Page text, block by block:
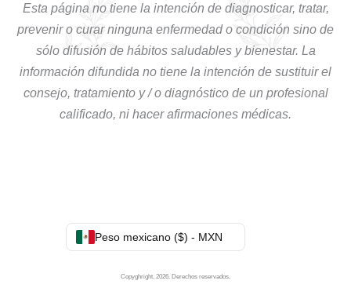
Esta página no tiene la intención de diagnosticar, tratar,
prevenir o curar ninguna enfermedad o condición sino de
sólo difusión de hábitos saludables y bienestar. La
información difundida no tiene la intención de sustituir el
consejo, tratamiento y / o diagnóstico de un profesional
calificado, ni hacer afirmaciones médicas.
Peso mexicano ($) - MXN
Copyghright. 2026. Derechos reservados.